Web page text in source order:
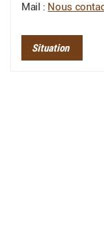
Mail : Nous
Situation